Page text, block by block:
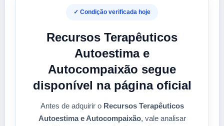
✓ Condição verificada hoje
Recursos Terapêuticos
Autoestima e
Autocompaixão segue
disponível na página oficial
Antes de adquirir o Recursos Terapêuticos
Autoestima e Autocompaixão, vale analisar